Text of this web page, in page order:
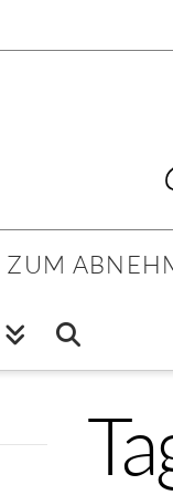
ZUM